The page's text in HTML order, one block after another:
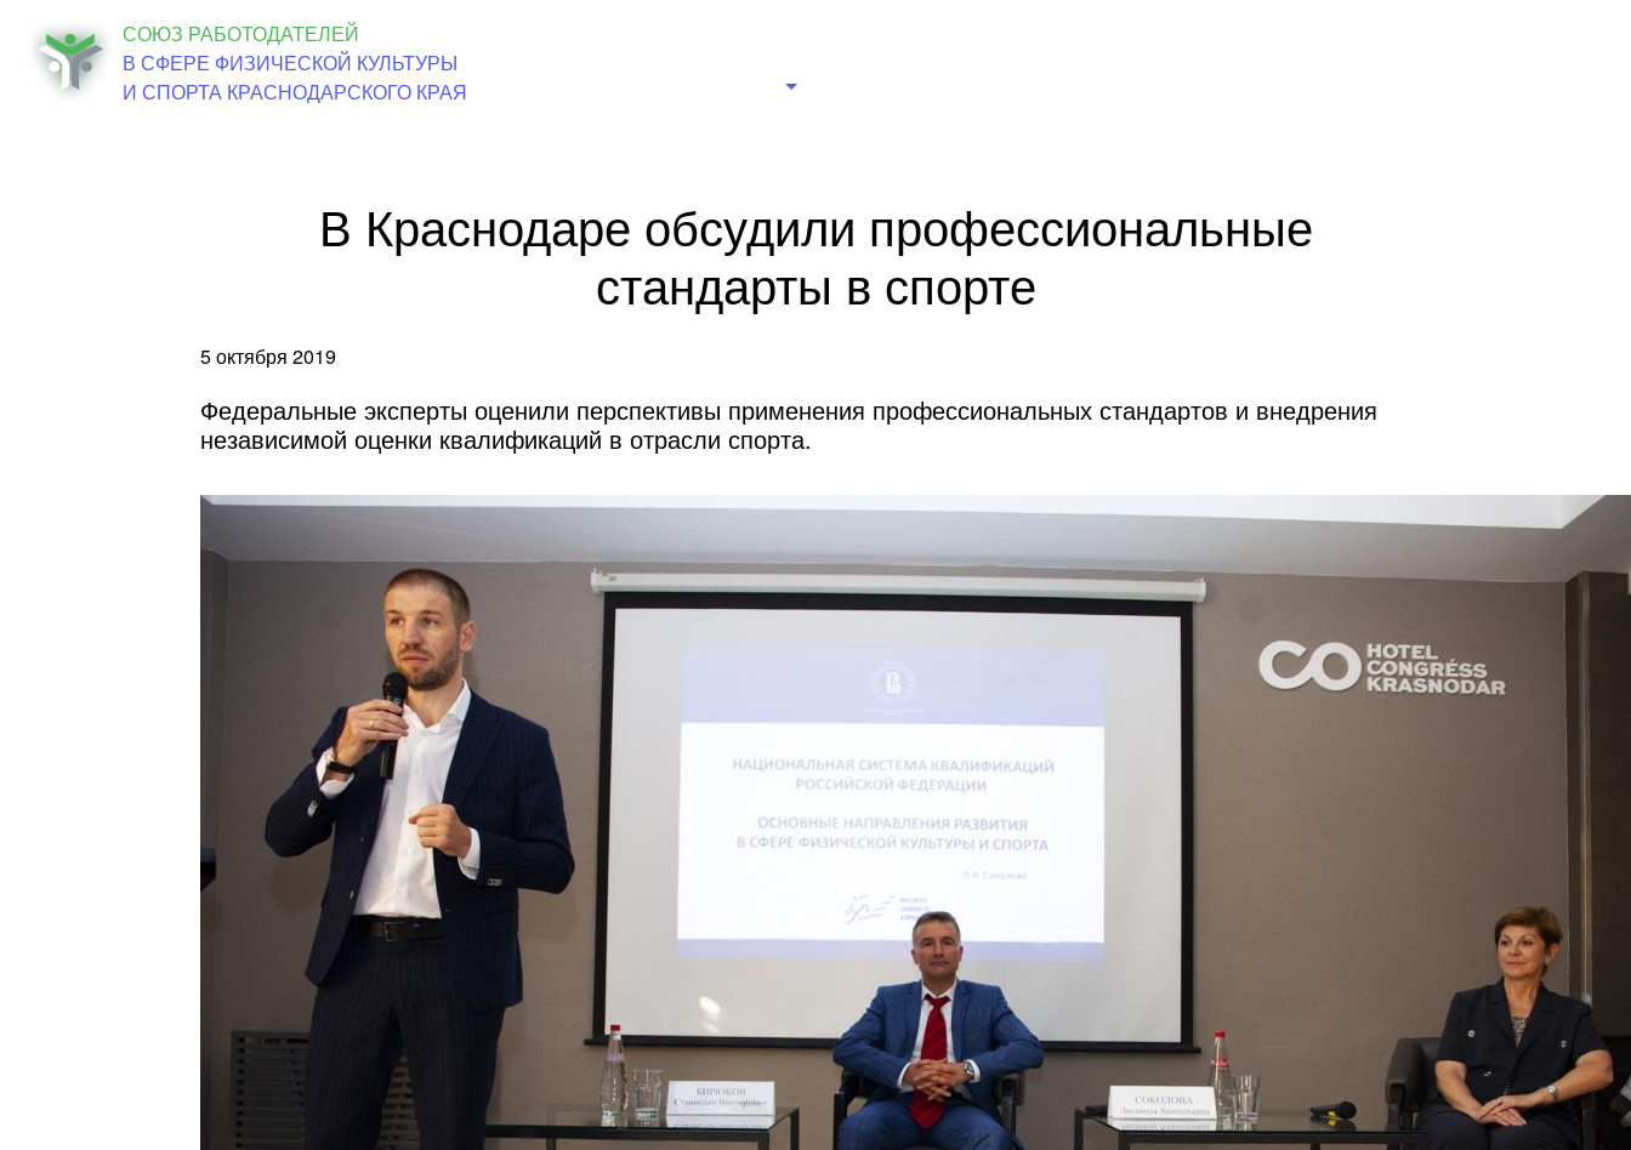
СОЮЗ РАБОТОДАТЕЛЕЙ
В СФЕРЕ ФИЗИЧЕСКОЙ КУЛЬТУРЫ
И СПОРТА КРАСНОДАРСКОГО КРАЯ
В Краснодаре обсудили профессиональные
стандарты в спорте
5 октября 2019
Федеральные эксперты оценили перспективы применения профессиональных стандартов и внедрения
независимой оценки квалификаций в отрасли спорта.